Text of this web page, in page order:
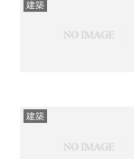
建築
建築